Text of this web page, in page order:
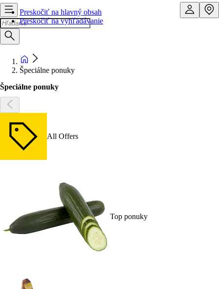
Preskočiť na hlavný obsah
Preskočiť na vyhľadávanie
Špeciálne ponuky
Špeciálne ponuky
All Offers
Top ponuky